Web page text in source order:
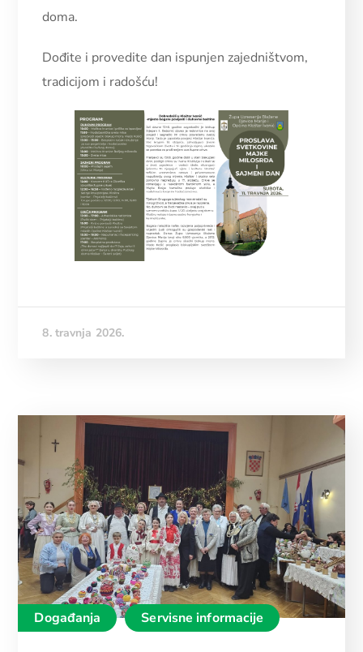
doma.
Dođite i provedite dan ispunjen zajedništvom,
tradicijom i radošću!
8. travnja 2026.
Događanja Servisne informacije